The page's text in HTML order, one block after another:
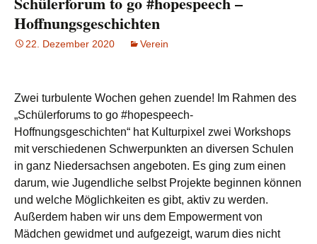
Hoffnungsgeschichten
22. Dezember 2020 Verein
Zwei turbulente Wochen gehen zuende! Im Rahmen des
„Schülerforums to go #hopespeech-
Hoffnungsgeschichten“ hat Kulturpixel zwei Workshops
mit verschiedenen Schwerpunkten an diversen Schulen
in ganz Niedersachsen angeboten. Es ging zum einen
darum, wie Jugendliche selbst Projekte beginnen können
und welche Möglichkeiten es gibt, aktiv zu werden.
Außerdem haben wir uns dem Empowerment von
Mädchen gewidmet und aufgezeigt, warum dies nicht